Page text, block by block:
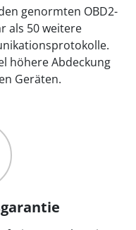
genormten OBD2-
als 50 weitere
höhere Abdeckung
Geräten.